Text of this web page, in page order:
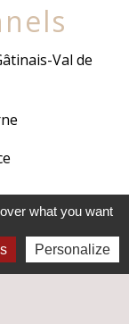
Val de
-
des cookies
what you want
Personalize